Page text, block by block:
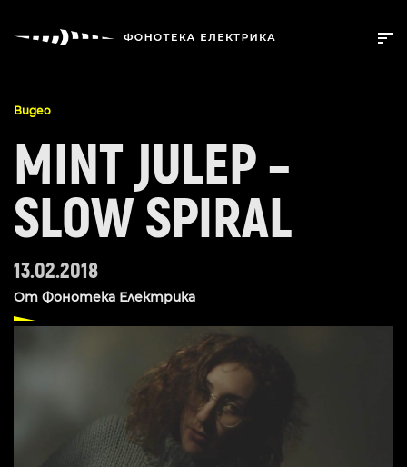
Видео
MINT JULEP –
SLOW SPIRAL
13.02.2018
От Фонотека Електрика